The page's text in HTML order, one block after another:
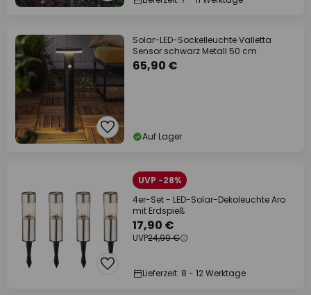
Solar-LED-Sockelleuchte Valletta
Sensor schwarz Metall 50 cm
65,90 €
Auf Lager
UVP -28%
4er-Set - LED-Solar-Dekoleuchte Aro
mit Erdspieß
17,90 €
UVP24,99 €
Lieferzeit: 8 - 12 Werktage